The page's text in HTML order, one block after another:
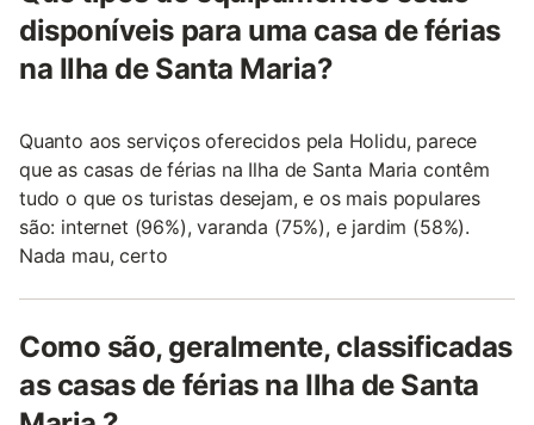
disponíveis para uma casa de férias
na Ilha de Santa Maria?
Quanto aos serviços oferecidos pela Holidu, parece
que as casas de férias na Ilha de Santa Maria contêm
tudo o que os turistas desejam, e os mais populares
são: internet (96%), varanda (75%), e jardim (58%).
Nada mau, certo
Como são, geralmente, classificadas
as casas de férias na Ilha de Santa